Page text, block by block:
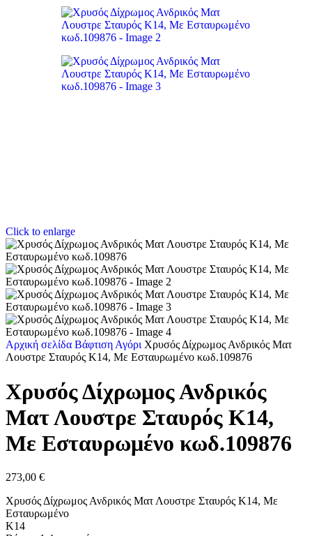
Click to enlarge
Αρχική σελίδα Βάφτιση Αγόρι Xρυσός Δίχρωμος Ανδρικός Ματ
Λουστρε Σταυρός Κ14, Με Εσταυρωμένο κωδ.109876
Xρυσός Δίχρωμος Ανδρικός
Ματ Λουστρε Σταυρός Κ14,
Με Εσταυρωμένο κωδ.109876
273,00 €
Xρυσός Δίχρωμος Ανδρικός Ματ Λουστρε Σταυρός Κ14, Με
Εσταυρωμένο
K14